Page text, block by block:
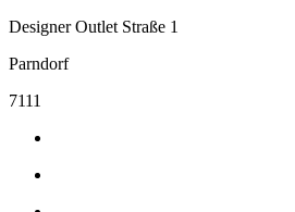
Designer Outlet Straße 1
Parndorf
7111